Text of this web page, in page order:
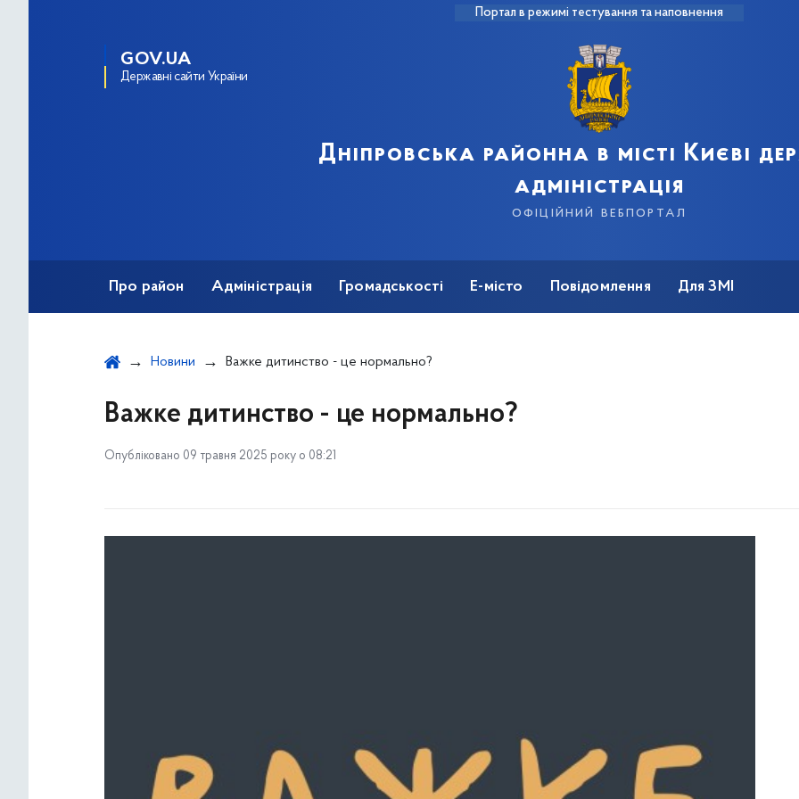
Портал в режимі тестування та наповнення
GOV.UA
Державні сайти України
Дніпровська районна в місті Києві
адміністрація
офіційний вебпортал
Про район Адміністрація Громадськості Е-місто Повідомлення Для ЗМІ
Новини Важке дитинство - це нормально?
Важке дитинство - це нормально?
Опубліковано 09 травня 2025 року о 08:21